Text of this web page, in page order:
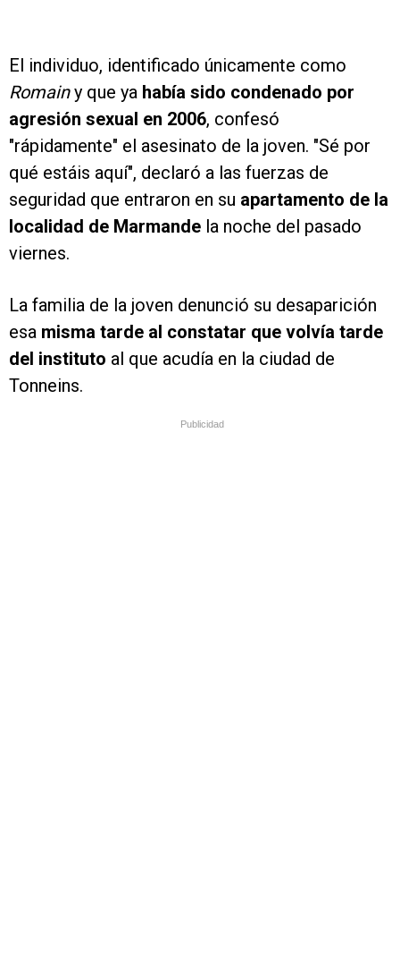
El individuo, identificado únicamente como
Romainy que ya había sido condenado por
agresión sexual en 2006, confesó
"rápidamente" el asesinato de la joven. "Sé por
qué estáis aquí", declaró a las fuerzas de
seguridad que entraron en su apartamento de la
localidad de Marmande la noche del pasado
viernes.
La familia de la joven denunció su desaparición
esa misma tarde al constatar que volvía tarde
del instituto al que acudía en la ciudad de
Tonneins.
Publicidad